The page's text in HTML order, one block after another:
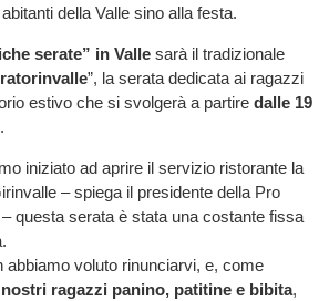
della Valle sino alla festa.
serate” in Valle sarà il tradizionale
”, la serata dedicata ai ragazzi
estivo che si svolgerà a partire dalle 19
.
iniziato ad aprire il servizio ristorante la
– spiega il presidente della Pro
– questa serata è stata una costante fissa
abbiamo voluto rinunciarvi, e, come
ragazzi panino, patitine e bibita,